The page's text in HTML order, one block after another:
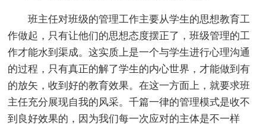
班主任对班级的管理工作主要从学生的思想教育工
作做起，只有让他们的思想态度摆正了，班级管理的工
作才能水到渠成。这实质上是一个与学生进行心理沟通
的过程，只有真正的解了学生的内心世界，才能做到有
的放矢，收到好的教育效果。在这一方面上，就要求班
主任充分展现自我的风采。千篇一律的管理模式是收不
到良好效果的，因为我们每一次应对的主体是不一样